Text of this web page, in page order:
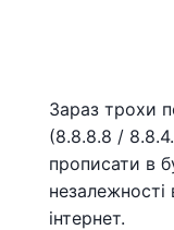
Зараз трохи
(8.8.8.8 /
прописати в
незалежності
інтернет.